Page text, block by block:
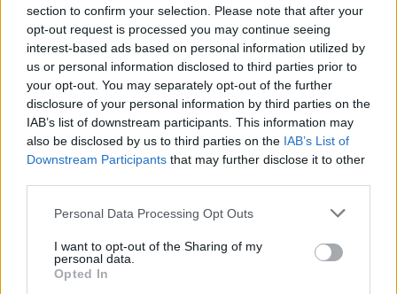
section to confirm your selection. Please note that after your
opt-out request is processed you may continue seeing
interest-based ads based on personal information utilized by
us or personal information disclosed to third parties prior to
your opt-out. You may separately opt-out of the further
disclosure of your personal information by third parties on the
IAB’s list of downstream participants. This information may
also be disclosed by us to third parties on the IAB’s List of
Downstream Participants that may further disclose it to other
Please note that this website/app uses one or more Google
not limited to your visit or usage behaviour. You may click to
grant or deny consent to Google and its third-party tags to
use your data for below specified purposes in below Google
Personal Data Processing Opt Outs
I want to opt-out of the Sharing of my
personal data.
Opted In
A weboldalon található cikkek, fotók és videók a Formula Press Kft.
engedélye nélkül – a szolgáltatás rendeltetésszerű használatával
velejáró olvasáson, képernyőn történő megjelenítésen és az ehhez
szükséges ideiglenes többszörözésen, továbbá a személyes, nem-
kereskedelmi célból történő merevlemezre történő lementésen és